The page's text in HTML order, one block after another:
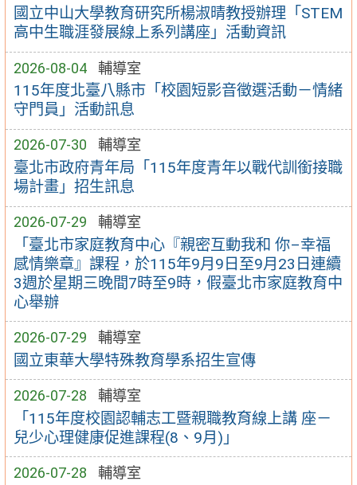
國立中山大學教育研究所楊淑晴教授辦理「STEM
高中生職涯發展線上系列講座」活動資訊
2026-08-04 輔導室
115年度北臺八縣市「校園短影音徵選活動－情緒
守門員」活動訊息
2026-07-30 輔導室
臺北市政府青年局「115年度青年以戰代訓銜接職
場計畫」招生訊息
2026-07-29 輔導室
「臺北市家庭教育中心『親密互動我和 你–幸福
感情樂章』課程，於115年9月9日至9月23日連續
3週於星期三晚間7時至9時，假臺北市家庭教育中
心舉辦
2026-07-29 輔導室
國立東華大學特殊教育學系招生宣傳
2026-07-28 輔導室
「115年度校園認輔志工暨親職教育線上講 座－
兒少心理健康促進課程(8、9月)」
2026-07-28 輔導室